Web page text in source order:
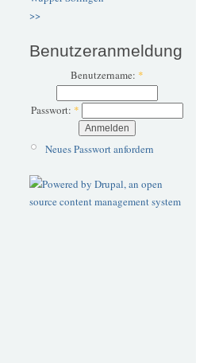
>>
Benutzeranmeldung
Benutzername: *
Passwort: *
Neues Passwort anfordern